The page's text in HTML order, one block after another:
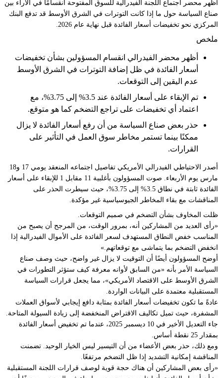
أظهر محضر اجتماع اللجنة الفيدرالية للسوق المفتوحة انقسامًا في الآراء بين
صناع السياسة حول ما إذا كانت التوترات في الشرق الأوسط قد تدفع البنك
المركزي نحو تخفيضات أسعار الفائدة قبل نهاية عام 2026.
ملخص
أظهر محضر الفيدرالي انقسام المسؤولين بشأن تخفيضات
أسعار الفائدة في ظل إضافة التوترات في الشرق الأوسط
عدم اليقين إلى التوقعات.
تم الإبقاء على أسعار الفائدة عند 3.5% إلى 3.75%، مع
اعتماد أي تخفيضات على تراجع التضخم كما هو متوقع.
حذر بعض صناع السياسة من أن رفع أسعار الفائدة لا يزال
ممكنًا بينما تستمر مخاطر سوق العمل في التأثير على
القرارات.
أصدر الاحتياطي الفيدرالي الأمريكي تفاصيل اجتماعه المنعقد يومي 17 و18
مارس يوم الأربعاء. صوت المسؤولون بأغلبية 11 مقابل 1 للإبقاء على أسعار
الفائدة ثابتة في نطاق 3.5% إلى 3.75%، حيث سيطرت الحذر على
المناقشات مع بقاء المخاطر الجيوسياسية غير مؤكدة.
ظلت المخاوف بشأن التضخم في صميم التوقعات.
«رأى العديد من المشاركين أنه، بمرور الوقت، من المرجح أن يصبح من
المناسب خفض النطاق المستهدف لسعر الفائدة على الأموال الفيدرالية إذا
انخفض التضخم بما يتماشى مع توقعاتهم.»
أوضح المسؤولون أيضًا أن التوقيت لا يزال غير واضح، حيث وصف صناع
السياسة الأمر بأنه «من السابق لأوانه معرفة كيف ستؤثر التطورات في
الشرق الأوسط على الاقتصاد الأمريكي»، مما يجعل قرارات السياسة
المستقبلية معتمدة على البيانات الواردة.
عادةً ما تكون تخفيضات أسعار الفائدة بمثابة دافع إيجابي لأسواق العملات
المشفرة، حيث تميل تكاليف الاقتراض المنخفضة إلى زيادة السيولة المتاحة.
جاء التعديل الأخير في 10 ديسمبر 2025، عندما تم تخفيض أسعار الفائدة
بمقدار 25 نقطة أساس.
ومع ذلك، حذر بعض الأعضاء من أن التيسير ليس الخيار الوحيد. تضمنت
المناقشة إمكانية التشديد إذا ظل التضخم مرتفعًا.
«رأى بعض المشاركين أن هناك حجة قوية لوصف قرارات اللجنة المستقبلية